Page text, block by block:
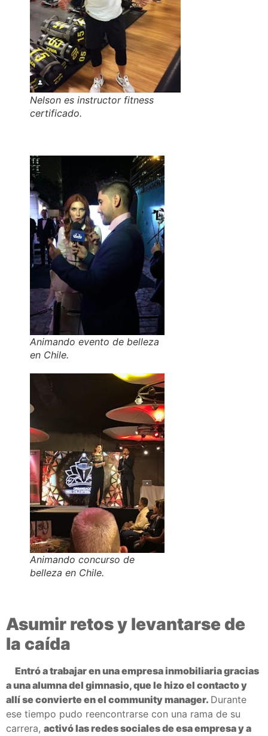
Nelson es instructor fitness
certificado.
Animando evento de belleza
en Chile.
Animando concurso de
belleza en Chile.
Asumir retos y levantarse de
la caída
Entró a trabajar en una empresa inmobiliaria gracias
a una alumna del gimnasio, que le hizo el contacto y
allí se convierte en el community manager. Durante
ese tiempo pudo reencontrarse con una rama de su
carrera, activó las redes sociales de esa empresa y a